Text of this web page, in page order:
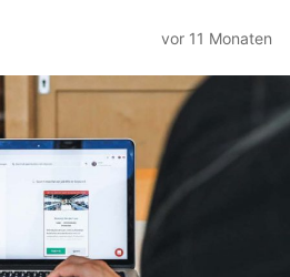
vor 11 Monaten